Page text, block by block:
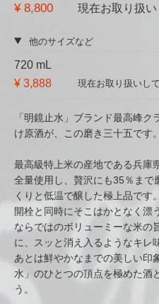
¥ 8,800 現在お取り扱い
他のサイズなど
720 mL
¥ 3,888
現在お取り扱いし
「明鏡止水」ブランド最高峰
け原酒が、この磨き三十五です。
最高級特上米の産地である兵庫
全量使用し、贅沢にも35％まで
くりと低温で醸した極上品です。
開栓と同時にそこはかとなく漂
ならではのボリューミーな米の
に、スッと消え入るようなキレ
あとは鮮やかなまでの美しい印
水」のひとつの頂点を極めた酒
う。